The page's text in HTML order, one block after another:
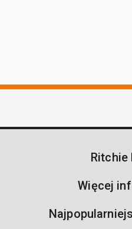
Ritchie
Więcej